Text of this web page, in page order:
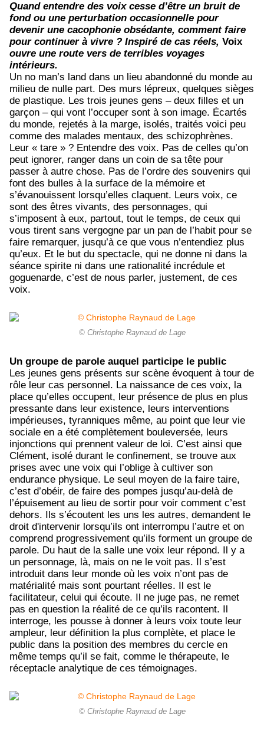
Quand entendre des voix cesse d’être un bruit de
fond ou une perturbation occasionnelle pour
devenir une cacophonie obsédante, comment faire
pour continuer à vivre ? Inspiré de cas réels, Voix
ouvre une route vers de terribles voyages
intérieurs.
Un no man’s land dans un lieu abandonné du monde au
milieu de nulle part. Des murs lépreux, quelques sièges
de plastique. Les trois jeunes gens – deux filles et un
garçon – qui vont l’occuper sont à son image. Écartés
du monde, rejetés à la marge, isolés, traités voici peu
comme des malades mentaux, des schizophrènes.
Leur « tare » ? Entendre des voix. Pas de celles qu’on
peut ignorer, ranger dans un coin de sa tête pour
passer à autre chose. Pas de l’ordre des souvenirs qui
font des bulles à la surface de la mémoire et
s’évanouissent lorsqu’elles claquent. Leurs voix, ce
sont des êtres vivants, des personnages, qui
s’imposent à eux, partout, tout le temps, de ceux qui
vous tirent sans vergogne par un pan de l’habit pour se
faire remarquer, jusqu’à ce que vous n’entendiez plus
qu’eux. Et le but du spectacle, qui ne donne ni dans la
séance spirite ni dans une rationalité incrédule et
goguenarde, c’est de nous parler, justement, de ces
voix.
© Christophe Raynaud de Lage
Un groupe de parole auquel participe le public
Les jeunes gens présents sur scène évoquent à tour de
rôle leur cas personnel. La naissance de ces voix, la
place qu’elles occupent, leur présence de plus en plus
pressante dans leur existence, leurs interventions
impérieuses, tyranniques même, au point que leur vie
sociale en a été complètement bouleversée, leurs
injonctions qui prennent valeur de loi. C’est ainsi que
Clément, isolé durant le confinement, se trouve aux
prises avec une voix qui l’oblige à cultiver son
endurance physique. Le seul moyen de la faire taire,
c’est d’obéir, de faire des pompes jusqu’au-delà de
l’épuisement au lieu de sortir pour voir comment c’est
dehors. Ils s’écoutent les uns les autres, demandent le
droit d'intervenir lorsqu’ils ont interrompu l’autre et on
comprend progressivement qu’ils forment un groupe de
parole. Du haut de la salle une voix leur répond. Il y a
un personnage, là, mais on ne le voit pas. Il s’est
introduit dans leur monde où les voix n’ont pas de
matérialité mais sont pourtant réelles. Il est le
facilitateur, celui qui écoute. Il ne juge pas, ne remet
pas en question la réalité de ce qu’ils racontent. Il
interroge, les pousse à donner à leurs voix toute leur
ampleur, leur définition la plus complète, et place le
public dans la position des membres du cercle en
même temps qu’il se fait, comme le thérapeute, le
réceptacle analytique de ces témoignages.
© Christophe Raynaud de Lage